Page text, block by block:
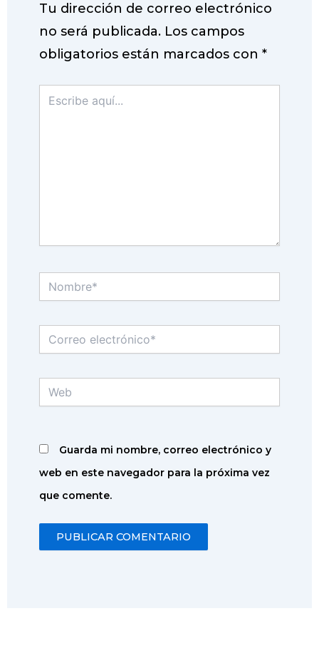
Tu dirección de correo electrónico
no será publicada. Los campos
obligatorios están marcados con *
Escribe
aquí...
Nombre*
Correo
electrónico*
Web
Guarda mi nombre, correo electrónico y
web en este navegador para la próxima vez
que comente.